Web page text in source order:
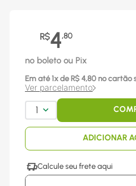
R$4,80
no boleto ou Pix
Em até 1x de R$ 4,80 no cartão
Ver parcelamento
1
ADICIONAR